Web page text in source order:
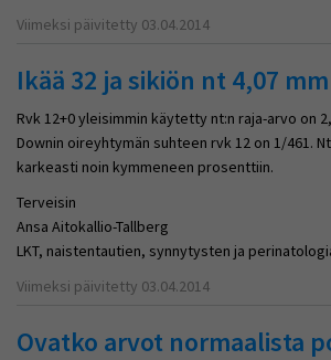
Viimeksi päivitetty 03.04.2014
Ikää 32 ja sikiön nt 4,07 mm
Rvk 12+0 yleisimmin käytetty nt:n raja-arvo on
Downin oireyhtymän suhteen rvk 12 on 1/461.
karkeasti noin kymmeneen prosenttiin.
Terveisin
Ansa Aitokallio-Tallberg
LKT, naistentautien, synnytysten ja
Viimeksi päivitetty 03.04.2014
Ovatko arvot normaalista